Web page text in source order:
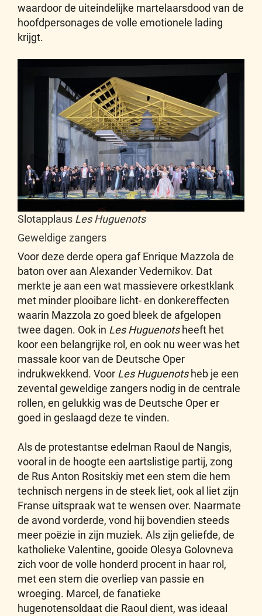
waardoor de uiteindelijke martelaarsdood van de
hoofdpersonages de volle emotionele lading
krijgt.
Slotapplaus Les Huguenots
Geweldige zangers
Voor deze derde opera gaf Enrique Mazzola de
baton over aan Alexander Vedernikov. Dat
merkte je aan een wat massievere orkestklank
met minder plooibare licht- en donkereffecten
waarin Mazzola zo goed bleek de afgelopen
twee dagen. Ook in Les Huguenotsheeft het
koor een belangrijke rol, en ook nu weer was het
massale koor van de Deutsche Oper
indrukwekkend. Voor Les Huguenotsheb je een
zevental geweldige zangers nodig in de centrale
rollen, en gelukkig was de Deutsche Oper er
goed in geslaagd deze te vinden.
Als de protestantse edelman Raoul de Nangis,
vooral in de hoogte een aartslistige partij, zong
de Rus Anton Rositskiy met een stem die hem
technisch nergens in de steek liet, ook al liet zijn
Franse uitspraak wat te wensen over. Naarmate
de avond vorderde, vond hij bovendien steeds
meer poëzie in zijn muziek. Als zijn geliefde, de
katholieke Valentine, gooide Olesya Golovneva
zich voor de volle honderd procent in haar rol,
met een stem die overliep van passie en
wroeging. Marcel, de fanatieke
hugenotensoldaat die Raoul dient, was ideaal